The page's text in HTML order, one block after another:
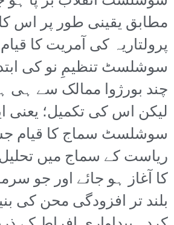
مطابق یقینی طور پر اس
پرولتاریہ کی آمریت کا
سوشلسٹ تنظیمِ نو کی
چند بورژوا ممالک سے ہی
لیکن اس کی تکمیل؛ یعنی
سوشلسٹ سماج کا قیام
ریاست کے سماج میں
کا آغاز ہو جائے اور جو
بلند تر افزودگی محن کی